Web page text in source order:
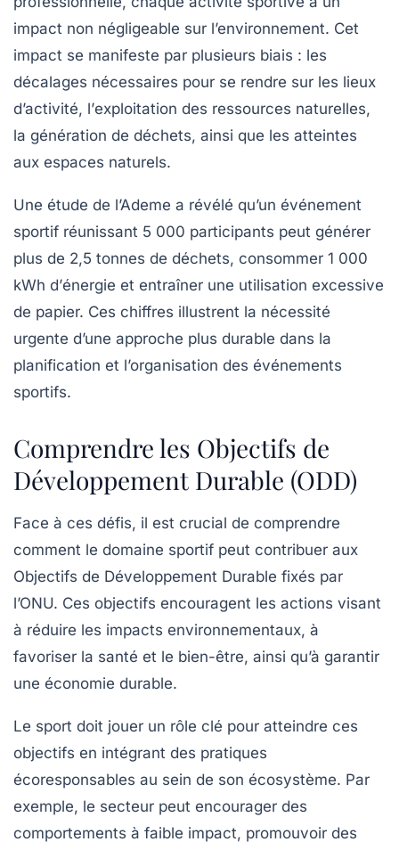
impact non négligeable sur l’environnement. Cet
impact se manifeste par plusieurs biais : les
décalages nécessaires pour se rendre sur les lieux
d’activité, l’exploitation des ressources naturelles,
la génération de déchets, ainsi que les atteintes
aux espaces naturels.
Une étude de l’Ademe a révélé qu’un événement
sportif réunissant 5 000 participants peut générer
plus de 2,5 tonnes de déchets, consommer 1 000
kWh d’énergie et entraîner une utilisation excessive
de papier. Ces chiffres illustrent la nécessité
urgente d’une approche plus durable dans la
planification et l’organisation des événements
sportifs.
Comprendre les Objectifs de
Développement Durable (ODD)
Face à ces défis, il est crucial de comprendre
comment le domaine sportif peut contribuer aux
Objectifs de Développement Durable fixés par
l’ONU. Ces objectifs encouragent les actions visant
à réduire les impacts environnementaux, à
favoriser la santé et le bien-être, ainsi qu’à garantir
une économie durable.
Le sport doit jouer un rôle clé pour atteindre ces
objectifs en intégrant des pratiques
écoresponsables au sein de son écosystème. Par
exemple, le secteur peut encourager des
comportements à faible impact, promouvoir des